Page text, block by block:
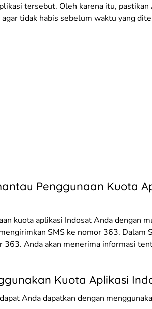
tersebut. Oleh karena itu, pastikan
tidak habis sebelum waktu yang
Penggunaan Kuota
kuota aplikasi Indosat Anda dengan
SMS ke nomor 363. Dalam
363. Anda akan menerima informasi
Kuota Aplikasi
Anda dapatkan dengan